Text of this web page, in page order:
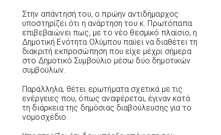
Στην απάντησή του, ο πρώην αντιδήμαρχος
υποστηρίζει ότι η ανάρτηση του κ. Πρωτόπαπα
επιβεβαιώνει πως, με το νέο θεσμικό πλαίσιο, η
Δημοτική Ενότητα Ολύμπου παύει να διαθέτει τη
διακριτή εκπροσώπηση που είχε μέχρι σήμερα
στο Δημοτικό Συμβούλιο μέσω δύο δημοτικών
συμβούλων.
Παράλληλα, θέτει ερωτήματα σχετικά με τις
ενέργειες που, όπως αναφέρεται, έγιναν κατά
τη διάρκεια της δημόσιας διαβούλευσης για το
νομοσχέδιο.